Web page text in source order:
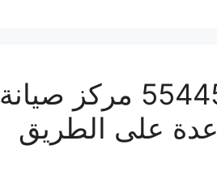
اصلاح رولزرويس 55445363 مركز صيانة
على الطريق